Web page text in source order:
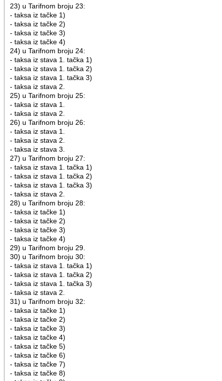
23) u Tarifnom broju 23:
- taksa iz tačke 1)
- taksa iz tačke 2)
- taksa iz tačke 3)
- taksa iz tačke 4)
24) u Tarifnom broju 24:
- taksa iz stava 1. tačka 1)
- taksa iz stava 1. tačka 2)
- taksa iz stava 1. tačka 3)
- taksa iz stava 2.
25) u Tarifnom broju 25:
- taksa iz stava 1.
- taksa iz stava 2.
26) u Tarifnom broju 26:
- taksa iz stava 1.
- taksa iz stava 2.
- taksa iz stava 3.
27) u Tarifnom broju 27:
- taksa iz stava 1. tačka 1)
- taksa iz stava 1. tačka 2)
- taksa iz stava 1. tačka 3)
- taksa iz stava 2.
28) u Tarifnom broju 28:
- taksa iz tačke 1)
- taksa iz tačke 2)
- taksa iz tačke 3)
- taksa iz tačke 4)
29) u Tarifnom broju 29.
30) u Tarifnom broju 30:
- taksa iz stava 1. tačka 1)
- taksa iz stava 1. tačka 2)
- taksa iz stava 1. tačka 3)
- taksa iz stava 2.
31) u Tarifnom broju 32:
- taksa iz tačke 1)
- taksa iz tačke 2)
- taksa iz tačke 3)
- taksa iz tačke 4)
- taksa iz tačke 5)
- taksa iz tačke 6)
- taksa iz tačke 7)
- taksa iz tačke 8)